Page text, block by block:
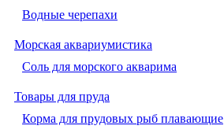
Водные черепахи
Морская аквариумистика
Соль для морского акварима
Товары для пруда
Корма для прудовых рыб плавающие